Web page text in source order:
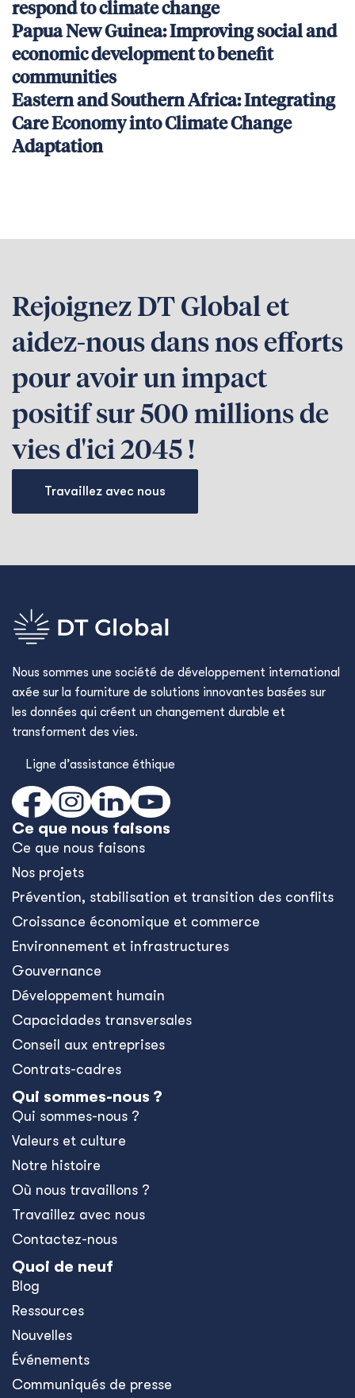
respond to climate change
Papua New Guinea: Improving social and
economic development to benefit
communities
Eastern and Southern Africa: Integrating
Care Economy into Climate Change
Adaptation
Rejoignez DT Global et
aidez-nous dans nos efforts
pour avoir un impact
positif sur 500 millions de
vies d'ici 2045 !
Travaillez avec nous
Nous sommes une société de développement international
axée sur la fourniture de solutions innovantes basées sur
les données qui créent un changement durable et
transforment des vies.
Ligne d’assistance éthique
Ce que nous faisons
Ce que nous faisons
Nos projets
Prévention, stabilisation et transition des conflits
Croissance économique et commerce
Environnement et infrastructures
Gouvernance
Développement humain
Capacidades transversales
Conseil aux entreprises
Contrats-cadres
Qui sommes-nous ?
Qui sommes-nous ?
Valeurs et culture
Notre histoire
Où nous travaillons ?
Travaillez avec nous
Contactez-nous
Quoi de neuf
Blog
Ressources
Nouvelles
Événements
Communiqués de presse